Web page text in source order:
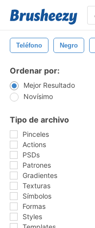
Teléfono Negro
Ordenar por:
Mejor Resultado
Novísimo
Tipo de archivo
Pinceles
Actions
PSDs
Patrones
Gradientes
Texturas
Símbolos
Formas
Styles